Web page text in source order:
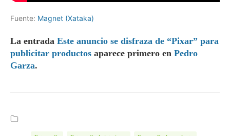
Fuente: Magnet (Xataka)
La entrada Este anuncio se disfraza de “Pixar” para
publicitar productos aparece primero en Pedro
Garza.